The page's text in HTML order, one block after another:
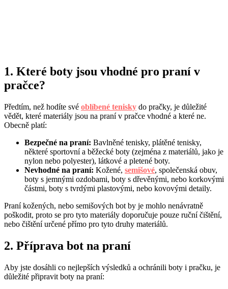
1. Které boty jsou vhodné pro praní v
pračce?
Předtím, než hodíte své oblíbené tenisky do pračky, je důležité
vědět, které materiály jsou na praní v pračce vhodné a které ne.
Obecně platí:
Bezpečné na praní: Bavlněné tenisky, plátěné tenisky,
některé sportovní a běžecké boty (zejména z materiálů, jako je
nylon nebo polyester), látkové a pletené boty.
Nevhodné na praní: Kožené, semišové, společenská obuv,
boty s jemnými ozdobami, boty s dřevěnými, nebo korkovými
částmi, boty s tvrdými plastovými, nebo kovovými detaily.
Praní kožených, nebo semišových bot by je mohlo nenávratně
poškodit, proto se pro tyto materiály doporučuje pouze ruční čištění,
nebo čištění určené přímo pro tyto druhy materiálů.
2. Příprava bot na praní
Aby jste dosáhli co nejlepších výsledků a ochránili boty i pračku, je
důležité připravit boty na praní: